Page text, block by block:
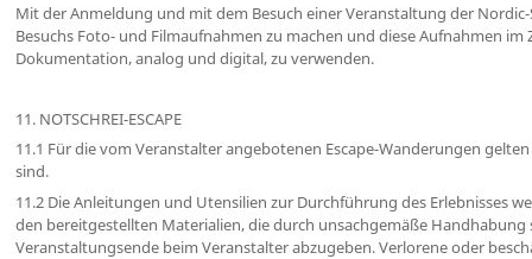
Mit der Anmeldung und mit dem Besuch einer Veranstaltung der
Besuchs Foto- und Filmaufnahmen zu machen und diese Aufnahmen
Dokumentation, analog und digital, zu verwenden.
11. NOTSCHREI-ESCAPE
11.1 Für die vom Veranstalter angebotenen Escape-Wanderungen
sind.
11.2 Die Anleitungen und Utensilien zur Durchführung des Erlebnisses
den bereitgestellten Materialien, die durch unsachgemäße
Veranstaltungsende beim Veranstalter abzugeben. Verlorene oder